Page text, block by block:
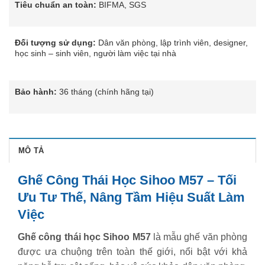
MÔ TẢ
Ghế Công Thái Học Sihoo M57 – Tối
Ưu Tư Thế, Nâng Tầm Hiệu Suất Làm
Việc
Ghế công thái học Sihoo M57là mẫu ghế văn phòng
được ưa chuộng trên toàn thế giới, nổi bật với khả
Tiêu chuẩn an toàn: BIFMA, SGS
Đối tượng sử dụng: Dân văn phòng, lập trình viên, designer,
học sinh – sinh viên, người làm việc tại nhà
Bảo hành: 36 tháng (chính hãng tại)